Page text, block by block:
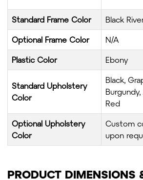
Standard Frame Color Black
Optional Frame Color N/A
Plastic Color Ebony
Standard Upholstery
Color
Black,
Red
Optional Upholstery
Color
Custom
upon
PRODUCT DIMENSIONS